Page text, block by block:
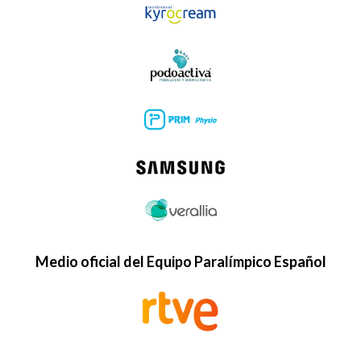
Medio oficial del Equipo Paralímpico Español